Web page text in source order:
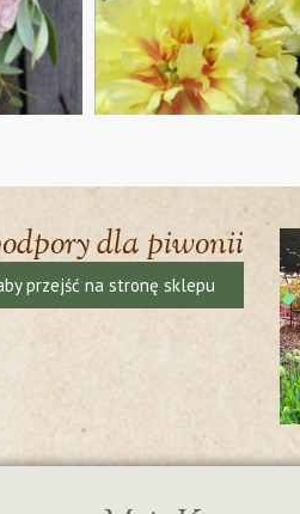
dla piwonii
przejść na stronę sklepu